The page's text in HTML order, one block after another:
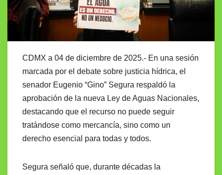
CDMX a 04 de diciembre de 2025.- En una sesión
marcada por el debate sobre justicia hídrica, el
senador Eugenio “Gino” Segura respaldó la
aprobación de la nueva Ley de Aguas Nacionales,
destacando que el recurso no puede seguir
tratándose como mercancía, sino como un
derecho esencial para todas y todos.
Segura señaló que, durante décadas la